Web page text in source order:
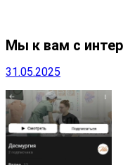
Мы к вам с
31.05.2025